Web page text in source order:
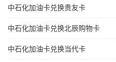
中石化加油卡兑换贵友卡
中石化加油卡兑换北辰购物卡
中石化加油卡兑换当代卡